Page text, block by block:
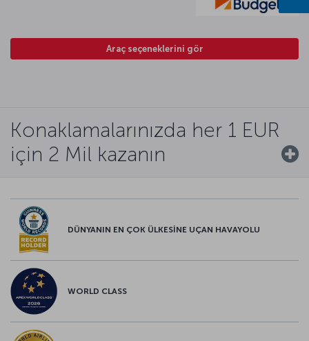
Araç seçeneklerini gör
Konaklamalarınızda her 1 EUR
için 2 Mil kazanın
DÜNYANIN EN ÇOK ÜLKESİNE UÇAN HAVAYOLU
WORLD CLASS